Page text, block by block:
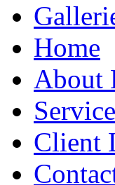
Home
About
Client